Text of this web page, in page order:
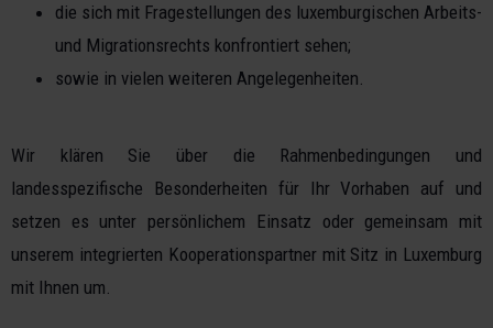
die sich mit Fragestellungen des luxemburgischen Arbeits-
und Migrationsrechts konfrontiert sehen;
sowie in vielen weiteren Angelegenheiten.
Wir klären Sie über die Rahmenbedingungen und
landesspezifische Besonderheiten für Ihr Vorhaben auf und
setzen es unter persönlichem Einsatz oder gemeinsam mit
unserem integrierten Kooperationspartner mit Sitz in Luxemburg
mit Ihnen um.